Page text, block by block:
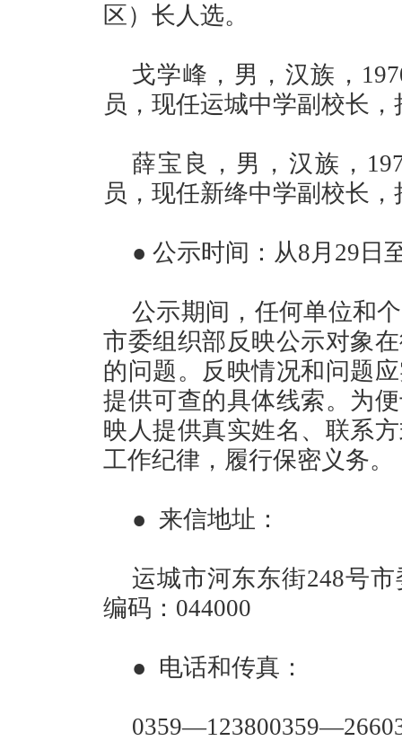
区）长人选。
戈学峰，男，汉族，
员，现任运城中学副校长
薛宝良，男，汉族，
员，现任新绛中学副校长
● 公示时间：从8月29日
公示期间，任何单位和
市委组织部反映公示对象
的问题。反映情况和问题
提供可查的具体线索。为
映人提供真实姓名、联系
工作纪律，履行保密义务。
● 来信地址：
运城市河东东街248号
编码：044000
● 电话和传真：